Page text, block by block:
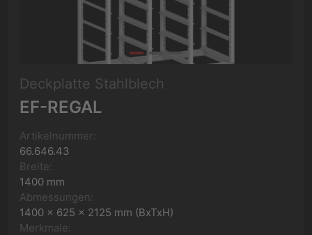
Deckplatte Stahlblech
EF-REGAL
Artikelnummer:
66.646.43
Breite:
1400 mm
Abmessungen:
1400 x 625 x 2125 mm (BxTxH)
Merkmale: